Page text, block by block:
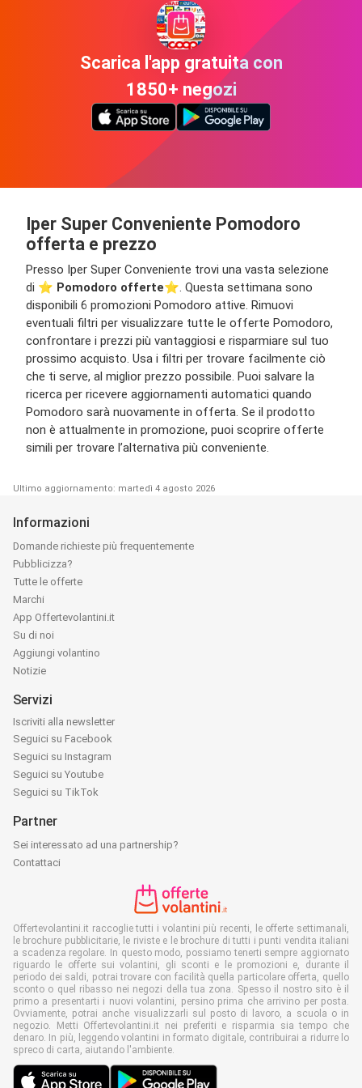
Scarica l'app gratuita con
1850+ negozi
Iper Super Conveniente Pomodoro
offerta e prezzo
Presso Iper Super Conveniente trovi una vasta selezione
di ⭐️ Pomodoro offerte⭐️. Questa settimana sono
disponibili 6 promozioni Pomodoro attive. Rimuovi
eventuali filtri per visualizzare tutte le offerte Pomodoro,
confrontare i prezzi più vantaggiosi e risparmiare sul tuo
prossimo acquisto. Usa i filtri per trovare facilmente ciò
che ti serve, al miglior prezzo possibile. Puoi salvare la
ricerca per ricevere aggiornamenti automatici quando
Pomodoro sarà nuovamente in offerta. Se il prodotto
non è attualmente in promozione, puoi scoprire offerte
simili per trovare l’alternativa più conveniente.
Ultimo aggiornamento: martedì 4 agosto 2026
Informazioni
Domande richieste più frequentemente
Pubblicizza?
Tutte le offerte
Marchi
App Offertevolantini.it
Su di noi
Aggiungi volantino
Notizie
Servizi
Iscriviti alla newsletter
Seguici su Facebook
Seguici su Instagram
Seguici su Youtube
Seguici su TikTok
Partner
Sei interessato ad una partnership?
Contattaci
Offertevolantini.it raccoglie tutti i volantini più recenti, le offerte settimanali,
le brochure pubblicitarie, le riviste e le brochure di tutti i punti vendita italiani
a scadenza regolare. In questo modo, possiamo tenerti sempre aggiornato
riguardo le offerte sui volantini, gli sconti e le promozioni e, durante il
periodo dei saldi, potrai trovare con facilità quella particolare offerta, quello
sconto o quel ribasso nei negozi della tua zona. Spesso il nostro sito è il
primo a presentarti i nuovi volantini, persino prima che arrivino per posta.
Ovviamente, potrai anche visualizzarli sul posto di lavoro, a scuola o in
negozio. Metti Offertevolantini.it nei preferiti e risparmia sia tempo che
denaro. In più, leggendo volantini in formato digitale, contribuirai a ridurre lo
spreco di carta, aiutando l'ambiente.